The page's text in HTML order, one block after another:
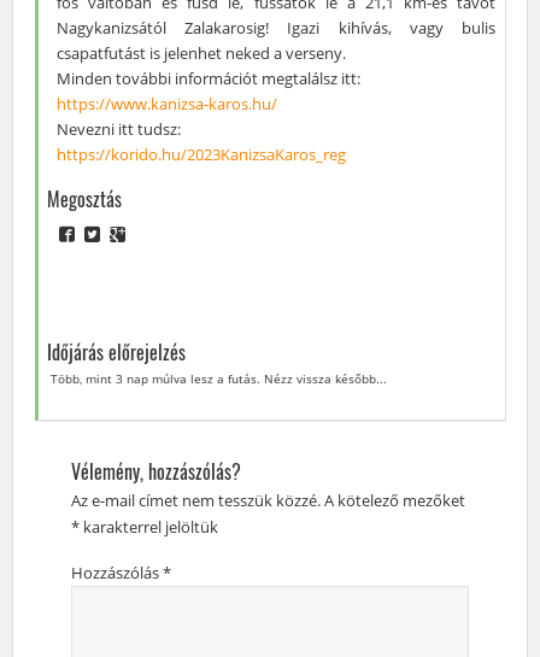
Nagykanizsától Zalakarosig! Igazi kihívás, vagy bulis
csapatfutást is jelenhet neked a verseny.
Minden további információt megtalálsz itt:
https://www.kanizsa-karos.hu/
Nevezni itt tudsz:
https://korido.hu/2023KanizsaKaros_reg
Megosztás
Időjárás előrejelzés
Több, mint 3 nap múlva lesz a futás. Nézz vissza később...
Vélemény, hozzászólás?
Az e-mail címet nem tesszük közzé.A kötelező mezőket
*karakterrel jelöltük
Hozzászólás*